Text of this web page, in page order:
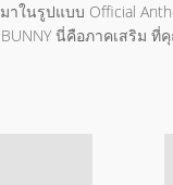
ในรูปแบบ Official
นี่คือภาคเสริม ที่